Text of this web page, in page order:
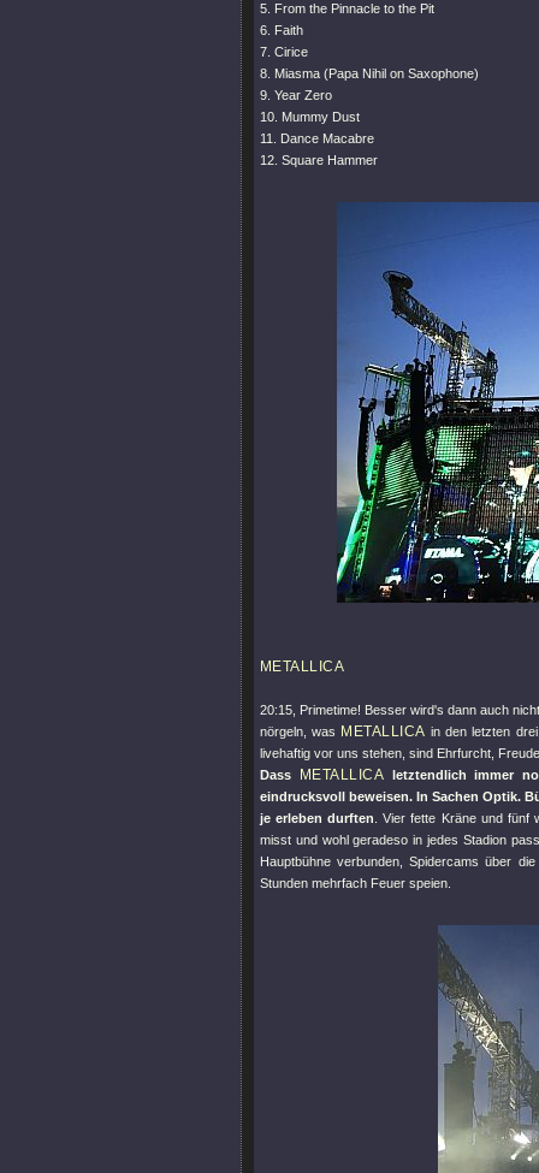
5. From the Pinnacle to the Pit
6. Faith
7. Cirice
8. Miasma (Papa Nihil on Saxophone)
9. Year Zero
10. Mummy Dust
11. Dance Macabre
12. Square Hammer
METALLICA
20:15, Primetime! Besser wird's dann auch
nörgeln, was METALLICA in den letzten
livehaftig vor uns stehen, sind Ehrfurcht,
Dass
METALLICA letztendlich immer
eindrucksvoll beweisen. In Sachen Optik.
je erleben durften
. Vier fette Kräne und
misst und wohl geradeso in jedes Stadion
Hauptbühne verbunden, Spidercams über
Stunden mehrfach Feuer speien.